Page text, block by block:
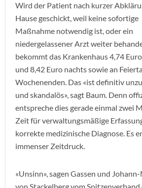
Wird der Patient nach kurzer
Hause geschickt, weil keine sofortige
Maßnahme notwendig ist, oder ein
niedergelassener Arzt weiter
bekommt das Krankenhaus 4,74
und 8,42 Euro nachts sowie an
Wochenenden. Das «ist definitiv
und skandalös», sagt Baum. Denn
entspreche dies gerade einmal zwei
Zeit für verwaltungsmäßige
korrekte medizinische Diagnose. Es
immenser Zeitdruck.
«Unsinn», sagen Gassen und